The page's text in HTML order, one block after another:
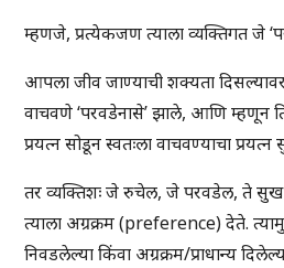
म्हणजे, प्रत्येकजण त्याला व्यक्तिगत जे
आपला जीव जाण्याची शक्यता
वाचवणे ‘परवडेनासे’ झाले, आणि म्हणून
प्रयत्न सोडून स्वतःला वाचवण्याचा
तर व्यक्तिशः जे रुचेल, जे परवडेल, ते सुख
त्याला अग्रक्रम (preference) देते.
निवडलेल्या किंवा अग्रक्रम/प्राधान्य